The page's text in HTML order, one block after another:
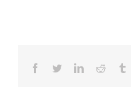
Facebook
TwitterLinkedinReddit